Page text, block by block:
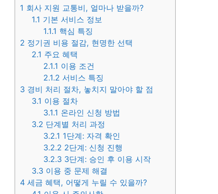
1 회사 지원 교통비, 얼마나 받을까?
1.1 기본 서비스 정보
1.1.1 핵심 특징
2 정기권 비용 절감, 현명한 선택
2.1 주요 혜택
2.1.1 이용 조건
2.1.2 서비스 특징
3 경비 처리 절차, 놓치지 말아야 할 점
3.1 이용 절차
3.1.1 온라인 신청 방법
3.2 단계별 처리 과정
3.2.1 1단계: 자격 확인
3.2.2 2단계: 신청 진행
3.2.3 3단계: 승인 후 이용 시작
3.3 이용 중 문제 해결
4 세금 혜택, 어떻게 누릴 수 있을까?